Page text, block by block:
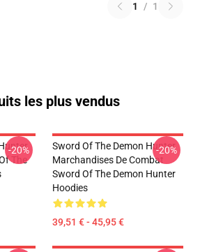
1 / 1
les plus vendus
The
-20%
Sword Of The Demon Hunter
Marchandises De Combat
Sword Of The Demon Hunter
Hoodies
39,51 € - 45,95 €
-20%